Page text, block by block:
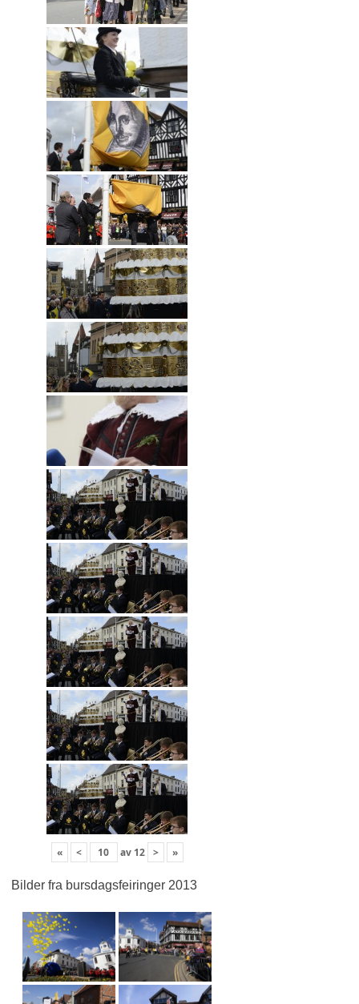
« < av 12 > »
Bilder fra bursdagsfeiringer 2013